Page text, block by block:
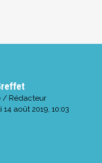
/ Rédacteur
14 août 2019, 10:03